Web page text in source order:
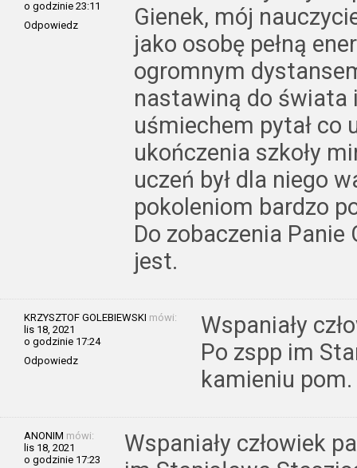
o godzinie 23:11
Odpowiedz
Gienek, mój
jako osobę pełną
ogromnym
nastawiną do świata
uśmiechem pytał co
ukończenia szkoły
uczeń był dla niego
pokoleniom bardzo
Do zobaczenia
jest.
KRZYSZTOF GOLEBIEWSKI mówi:
lis 18, 2021
o godzinie 17:24
Odpowiedz
Wspaniały
Po zspp im
kamieniu
ANONIM mówi:
lis 18, 2021
o godzinie 17:23
Wspaniały człowiek